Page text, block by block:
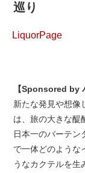
巡り
LiquorPage
【Sponsored by
新たな発見や想像
は、旅の大きな醍
日本一のバーテン
で一体どのような
うなカクテルを生